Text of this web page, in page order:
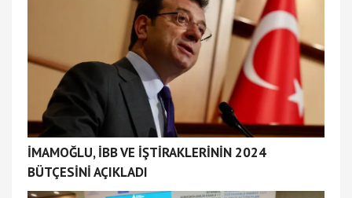
İMAMOĞLU, İBB VE İŞTİRAKLERİNİN 2024
BÜTÇESİNİ AÇIKLADI